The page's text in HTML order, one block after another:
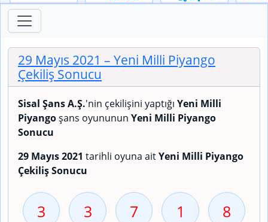
29 Mayıs 2021 – Yeni Milli Piyango
Çekiliş Sonucu
Sisal Şans A.Ş.'nin çekilişini yaptığı Yeni Milli
Piyangoşans oyununun Yeni Milli Piyango
Sonucu
29 Mayıs 2021 tarihli oyuna aitYeni Milli Piyango
Çekiliş Sonucu
3 3 7 1 8